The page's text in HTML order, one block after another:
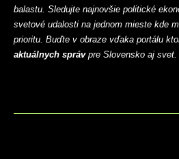
balastu. Sledujte najnovšie politické
svetové udalosti na jednom mieste kde
prioritu. Buďte v obraze vďaka portálu
aktuálnych správpre Slovensko aj svet.